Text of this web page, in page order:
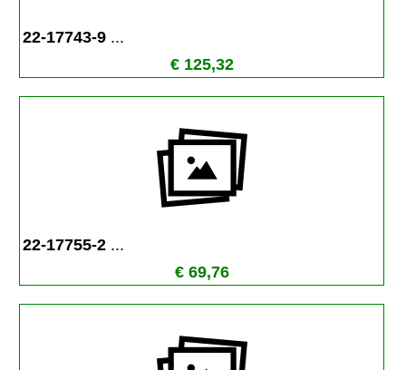
22-17743-9 ...
€ 125,32
22-17755-2 ...
€ 69,76